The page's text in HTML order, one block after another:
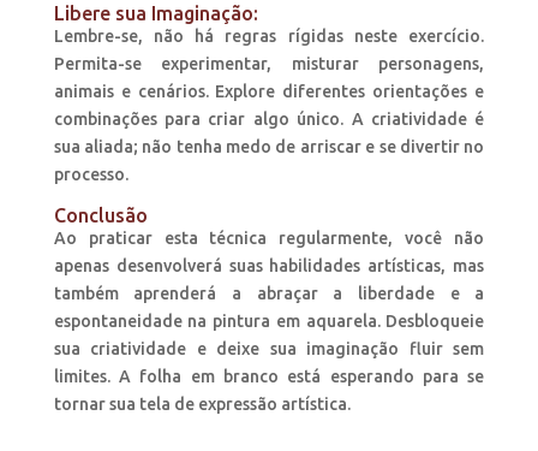
Libere sua Imaginação:
Lembre-se, não há regras rígidas neste exercício.
Permita-se experimentar, misturar personagens,
animais e cenários. Explore diferentes orientações e
combinações para criar algo único. A criatividade é
sua aliada; não tenha medo de arriscar e se divertir no
processo.
Conclusão
Ao praticar esta técnica regularmente, você não
apenas desenvolverá suas habilidades artísticas, mas
também aprenderá a abraçar a liberdade e a
espontaneidade na pintura em aquarela. Desbloqueie
sua criatividade e deixe sua imaginação fluir sem
limites. A folha em branco está esperando para se
tornar sua tela de expressão artística.